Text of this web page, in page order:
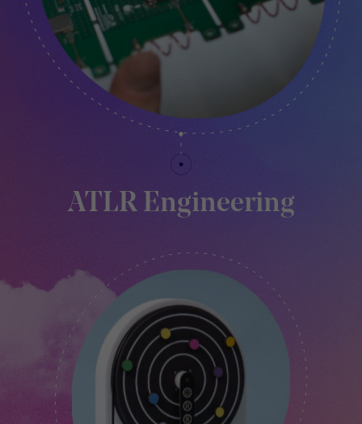
ATLR Engineering